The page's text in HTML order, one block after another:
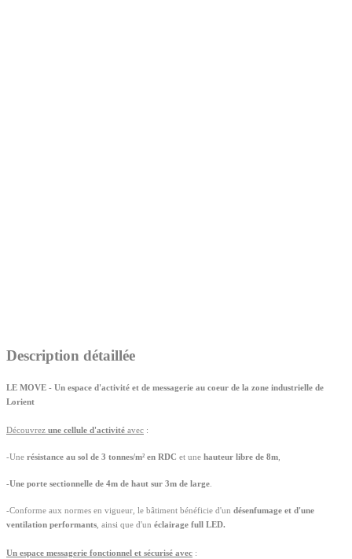
Description détaillée
LE MOVE - Un espace d'activité et de messagerie au coeur de la zone industrielle de
Lorient
Découvrez une cellule d'activité avec :
-Une résistance au sol de 3 tonnes/m² en RDC et une hauteur libre de 8m
-Une porte sectionnelle de 4m de haut sur 3m de large
-Conforme aux normes en vigueur, le bâtiment bénéficie d'un désenfumage et d'une
ventilation performants , ainsi que d'un éclairage full LED.
Un espace messagerie fonctionnel et sécurisé avec :